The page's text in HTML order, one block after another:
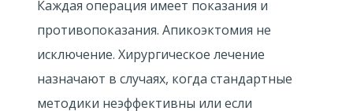
Каждая операция имеет показания и
противопоказания. Апикоэктомия не
исключение. Хирургическое лечение
назначают в случаях, когда стандартные
методики неэффективны или если